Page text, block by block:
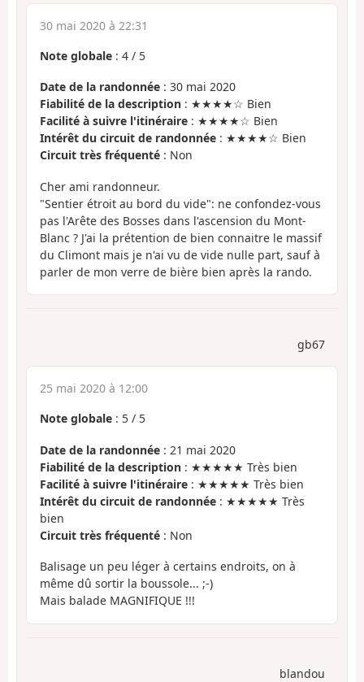
30 mai 2020 à 22:31
Note globale : 4 / 5
Date de la randonnée : 30 mai 2020
Fiabilité de la description : ★★★★☆ Bien
Facilité à suivre l'itinéraire : ★★★★☆ Bien
Intérêt du circuit de randonnée : ★★★★☆ Bien
Circuit très fréquenté : Non
Cher ami randonneur.
"Sentier étroit au bord du vide": ne confondez-vous
pas l'Arête des Bosses dans l'ascension du Mont-
Blanc ? J'ai la prétention de bien connaitre le massif
du Climont mais je n'ai vu de vide nulle part, sauf à
parler de mon verre de bière bien après la rando.
gb67
25 mai 2020 à 12:00
Note globale : 5 / 5
Date de la randonnée : 21 mai 2020
Fiabilité de la description : ★★★★★ Très bien
Facilité à suivre l'itinéraire : ★★★★★ Très bien
Intérêt du circuit de randonnée : ★★★★★ Très
bien
Circuit très fréquenté : Non
Balisage un peu léger à certains endroits, on à
même dû sortir la boussole... ;-)
Mais balade MAGNIFIQUE !!!
blandou